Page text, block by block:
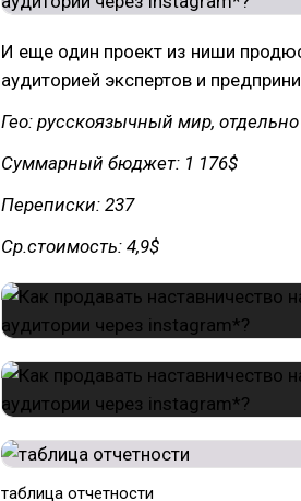
И еще один проект из ниши
аудиторией экспертов и
Гео: русскоязычный мир,
Суммарный бюджет: 1 176$
Переписки: 237
Ср.стоимость: 4,9$
таблица отчетности